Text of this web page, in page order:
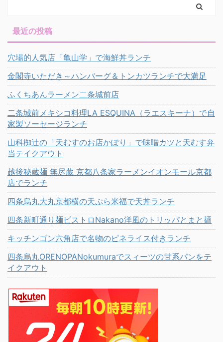
最近の投稿
穴場的人気店「亀山学」で海鮮丼ランチ
金閣寺いただき～ハンバーグ＆トンカツランチで大満足
ふくちあんラーメン二条城前店
二条城前メキシコ料理LA ESQUINA（ラエスキーナ）で自
家製ソーセージランチ
山科椥辻の「天むすのお店かぽり」で味噌カツと天むす弁
当テイクアウト
越後秘蔵麺 無尽蔵 京都八条家ラーメンイオンモール京都
店でランチ
四条烏丸大丸京都横の天ぷら米福で天丼ランチ
四条新町通り麺ビストロNakano洋風のトリッパとまと麺
キッチンゴン六角店で名物のピネライス付きランチ
四条烏丸ORENOPANokumuraでスィーツの甘系パンをテ
イクアウト